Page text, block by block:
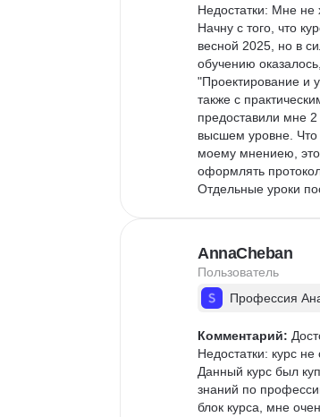
Недостатки: Мне не
Начну с того, что
весной 2025, но в
обучению
"Проектирование и
также с
предоставили мне
высшем уровне. Что
моему мнениею,
оформлять
Отдельные уроки
довольна
AnnaCheban
Пользователь
Профессия
Комментарий:
Недостатки: курс не
Данный курс был
знаний по
блок курса, мне